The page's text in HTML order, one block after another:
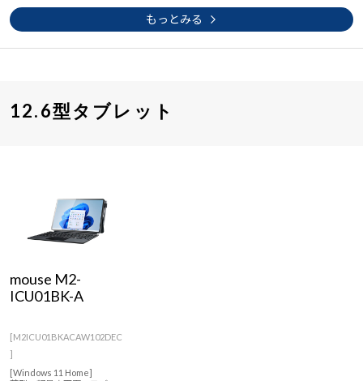
もっとみる
12.6型タブレット
mouse M2-
ICU01BK-A
[M2ICU01BKACAW102DEC
]
[Windows 11 Home]